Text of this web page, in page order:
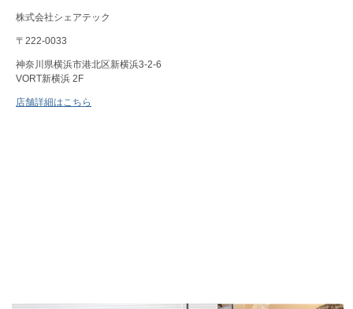
株式会社シェアテック
〒222-0033
神奈川県横浜市港北区新横浜3-2-6
VORT新横浜 2F
店舗詳細はこちら